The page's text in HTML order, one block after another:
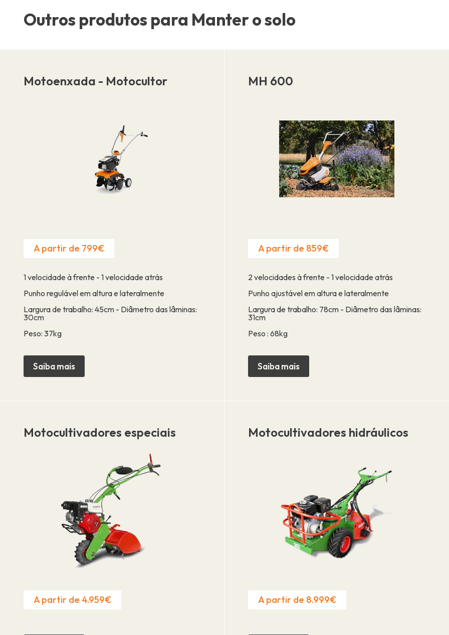
Outros produtos para Manter o solo
Motoenxada - Motocultor
A partir de 799€
1 velocidade à frente - 1 velocidade atrás
Punho regulável em altura e lateralmente
Largura de trabalho: 45cm - Diâmetro das lâminas:
30cm
Peso: 37kg
Saiba mais
MH 600
A partir de 859€
2 velocidades à frente - 1 velocidade atrás
Punho ajustável em altura e lateralmente
Largura de trabalho: 78cm - Diâmetro das lâminas:
31cm
Peso : 68kg
Saiba mais
Motocultivadores especiais
A partir de 4.959€
Motocultivadores hidráulicos
A partir de 8.999€